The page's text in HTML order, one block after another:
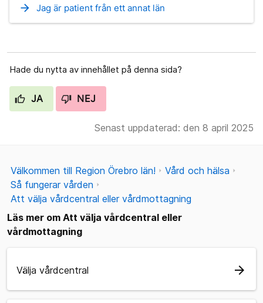
arrow_forward Jag är patient från ett annat län
Hade du nytta av innehållet på denna sida?
JA NEJ
Senast uppdaterad: den 8 april 2025
Välkommen till Region Örebro län!
Vård och hälsa
Så fungerar vården
Att välja vårdcentral eller vårdmottagning
Läs mer om Att välja vårdcentral eller
vårdmottagning
Välja vårdcentral arrow_forward